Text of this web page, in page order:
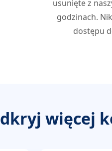
usunięte z
godzinach.
dostępu
więcej